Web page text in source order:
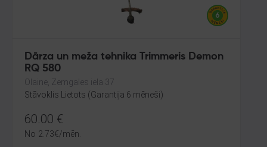
Dārza un meža tehnika Trimmeris Demon
RQ 580
Olaine, Zemgales iela 37
Stāvoklis Lietots (Garantija 6 mēneši)
60.00 €
No 2.73€/mēn.